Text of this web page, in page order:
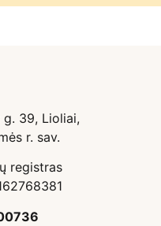
39, Lioliai,
r. sav.
registras